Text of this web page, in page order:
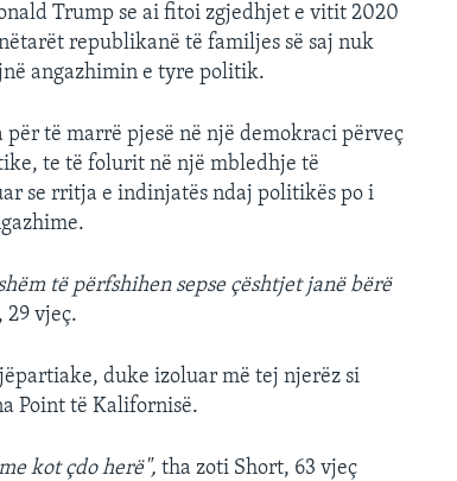
Trump se ai fitoi zgjedhjet e vitit 2020
republikanë të familjes së saj nuk
angazhimin e tyre politik.
të marrë pjesë në një demokraci përveç
te të folurit në një mbledhje të
se rritja e indinjatës ndaj politikës po i
të përfshihen sepse çështjet janë bërë
29 vjeç.
duke izoluar më tej njerëz si
Point të Kalifornisë.
kot çdo herë", tha zoti Short, 63 vjeç